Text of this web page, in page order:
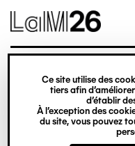
Gestion des cookies
Ce site utilise des
tiers afin
d’établir
À l’exception des
du site, vous pouvez
contenu